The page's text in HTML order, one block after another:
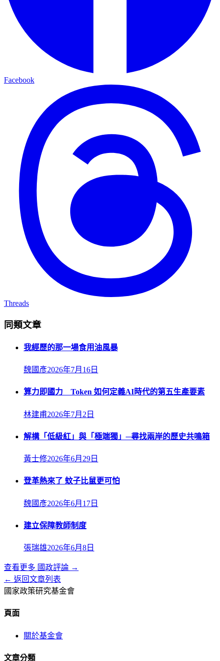
Facebook
Threads
同類文章
我經歷的那一場食用油風暴
魏國彥2026年7月16日
算力即國力 Token 如何定義AI時代的第五生產要素
林建甫2026年7月2日
解構「低級紅」與「極端獨」─尋找兩岸的歷史共鳴箱
黃士修2026年6月29日
登革熱來了 蚊子比鼠更可怕
魏國彥2026年6月17日
建立保障教師制度
張瑞雄2026年6月8日
查看更多 國政評論 →
← 返回文章列表
國家政策研究基金會
頁面
關於基金會
文章分類